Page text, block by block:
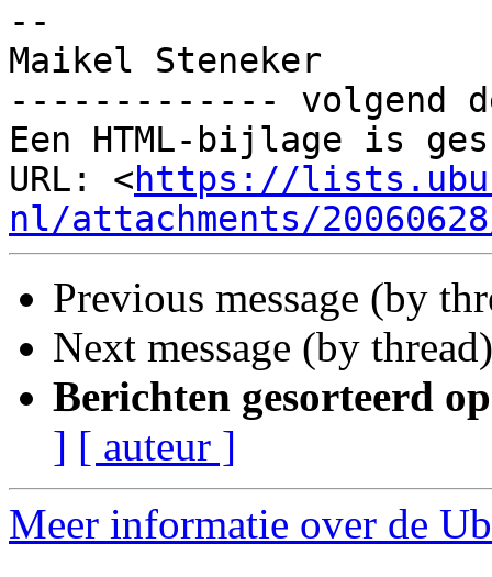
--
Maikel Steneker
------------- volgend
Een HTML-bijlage is
URL: <https://
nl/attachments/
Previous message (by
Next message (by
Berichten gesorteerd
] [ auteur ]
Meer informatie over de